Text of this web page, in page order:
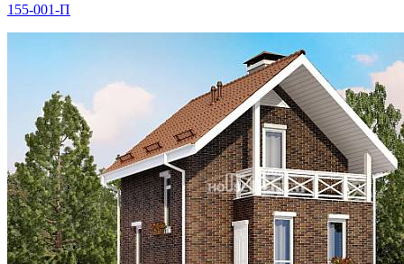
155-001-П